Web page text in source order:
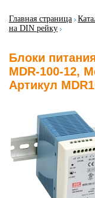
Главная страница
на DIN рейку
Блоки
MDR-100-12,
Артикул